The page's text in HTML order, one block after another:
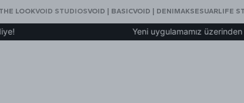
LOOKVOID STUDIOSVOID | BASICVOID | DENIMAKSESUARLIFE
Yeni uygulamamız üzerinden